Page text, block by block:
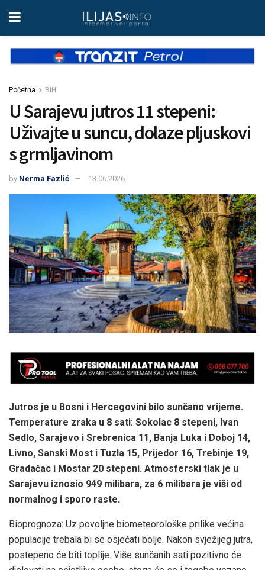
Početna BIH
U Sarajevu jutros 11 stepeni:
Uživajte u suncu, dolaze pljuskovi
s grmljavinom
by Nerma Fazlić 13.06.2026.
Jutros je u Bosni i Hercegovini bilo sunčano vrijeme.
Temperature zraka u 8 sati: Sokolac 8 stepeni, Ivan
Sedlo, Sarajevo i Srebrenica 11, Banja Luka i Doboj 14,
Livno, Sanski Most i Tuzla 15, Prijedor 16, Trebinje 19,
Gradačac i Mostar 20 stepeni. Atmosferski tlak je u
Sarajevu iznosio 949 milibara, za 6 milibara je viši od
normalnog i sporo raste.
Bioprognoza: Uz povoljne biometeorološke prilike većina
populacije trebala bi se osjećati bolje. Nakon svježijeg jutra,
postepeno će biti toplije. Više sunčanih sati pozitivno će